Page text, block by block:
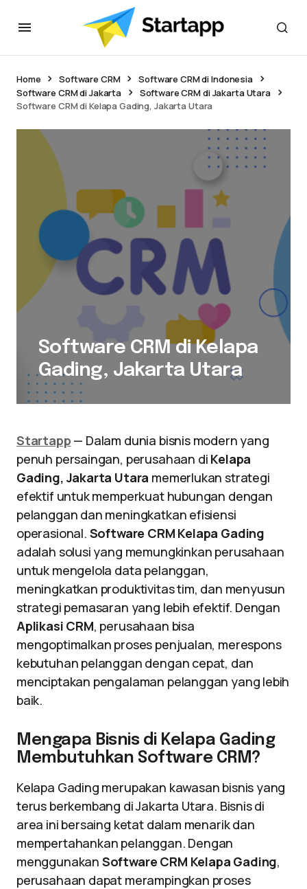
Home Software CRM
Software CRM di Indonesia
Software CRM di Jakarta
Software CRM di Jakarta Utara
Software CRM di Kelapa Gading, Jakarta Utara
Software CRM di Kelapa
Gading, Jakarta Utara
Startapp — Dalam dunia bisnis modern yang
penuh persaingan, perusahaan di Kelapa
Gading, Jakarta Utara memerlukan strategi
efektif untuk memperkuat hubungan dengan
pelanggan dan meningkatkan efisiensi
operasional. Software CRM Kelapa Gading
adalah solusi yang memungkinkan perusahaan
untuk mengelola data pelanggan,
meningkatkan produktivitas tim, dan menyusun
strategi pemasaran yang lebih efektif. Dengan
Aplikasi CRM, perusahaan bisa
mengoptimalkan proses penjualan, merespons
kebutuhan pelanggan dengan cepat, dan
menciptakan pengalaman pelanggan yang lebih
baik.
Mengapa Bisnis di Kelapa Gading
Membutuhkan Software CRM?
Kelapa Gading merupakan kawasan bisnis yang
terus berkembang di Jakarta Utara. Bisnis di
area ini bersaing ketat dalam menarik dan
mempertahankan pelanggan. Dengan
menggunakan Software CRM Kelapa Gading,
perusahaan dapat merampingkan proses